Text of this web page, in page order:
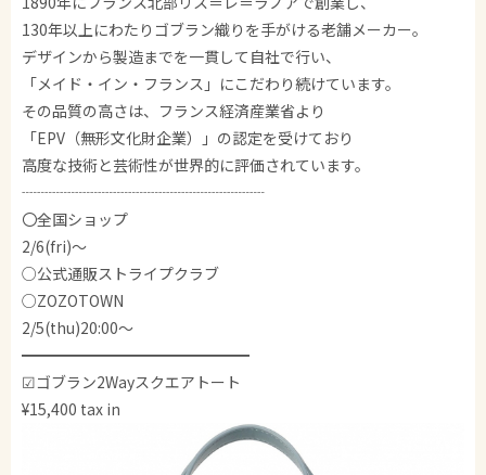
130年以上にわたりゴブラン織りを手がける老舗メーカー。
デザインから製造までを一貫して自社で行い、
「メイド・イン・フランス」にこだわり続けています。
その品質の高さは、フランス経済産業省より
「EPV（無形文化財企業）」の認定を受けており
高度な技術と芸術性が世界的に評価されています。
┈┈┈┈┈┈┈┈┈┈┈┈┈┈┈┈
〇全国ショップ
2/6(fri)～
○公式通販ストライプクラブ
○ZOZOTOWN
2/5(thu)20:00～
━━━━━━━━━━━━━━━
☑ゴブラン2Wayスクエアトート
¥15,400 tax in